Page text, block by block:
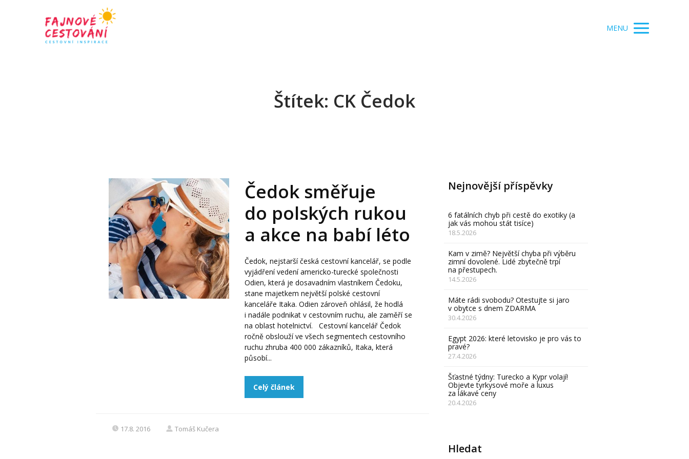
MENU
Štítek: CK Čedok
Čedok směřuje
do polských rukou
a akce na babí léto
Čedok, nejstarší česká cestovní kancelář, se podle
vyjádření vedení americko-turecké společnosti
Odien, která je dosavadním vlastníkem Čedoku,
stane majetkem největší polské cestovní
kanceláře Itaka. Odien zároveň ohlásil, že hodlá
i nadále podnikat v cestovním ruchu, ale zaměří se
na oblast hotelnictví. Cestovní kancelář Čedok
ročně obslouží ve všech segmentech cestovního
ruchu zhruba 400 000 zákazníků, Itaka, která
působí...
Celý článek
17.8. 2016 Tomáš Kučera
Nejnovější příspěvky
6 fatálních chyb při cestě do exotiky (a
jak vás mohou stát tisíce)
18.5.2026
Kam v zimě? Největší chyba při výběru
zimní dovolené. Lidé zbytečně trpí
na přestupech.
14.5.2026
Máte rádi svobodu? Otestujte si jaro
v obytce s dnem ZDARMA
30.4.2026
Egypt 2026: které letovisko je pro vás to
pravé?
27.4.2026
Šťastné týdny: Turecko a Kypr volají!
Objevte tyrkysové moře a luxus
za lákavé ceny
20.4.2026
Hledat